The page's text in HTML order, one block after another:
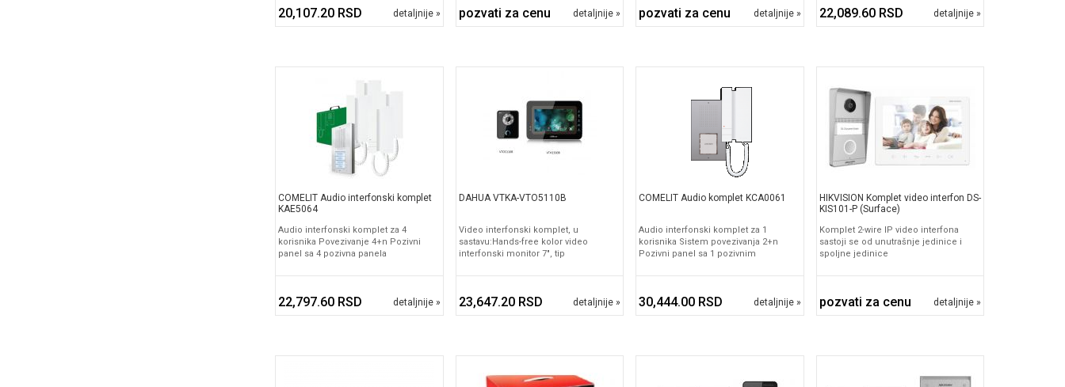
20,107.20 RSD detaljnije » pozvati za cenu detaljnije » pozvati za cenu detaljnije » 22,089.60 RSD detaljnije »
COMELIT Audio interfonski komplet
KAE5064
Audio interfonski komplet za 4
korisnika Povezivanje 4+n Pozivni
panel sa 4 pozivna panela
22,797.60 RSD detaljnije »
DAHUA VTKA-VTO5110B
Video interfonski komplet, u
sastavu:Hands-free kolor video
interfonski monitor 7", tip
23,647.20 RSD detaljnije »
COMELIT Audio komplet KCA0061
Audio interfonski komplet za 1
korisnika Sistem povezivanja 2+n
Pozivni panel sa 1 pozivnim
30,444.00 RSD detaljnije »
HIKVISION Komplet video interfon DS-
KIS101-P (Surface)
Komplet 2-wire IP video interfona
sastoji se od unutrašnje jedinice i
spoljne jedinice
pozvati za cenu detaljnije »